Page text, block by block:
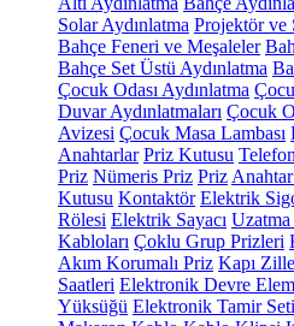
Solar Aydınlatma Projektör ve
Bahçe Feneri ve Meşaleler
Bahçe Set Üstü Aydınlatma
Çocuk Odası Aydınlatma
Duvar Aydınlatmaları Çocuk
Avizesi Çocuk Masa Lambası
Anahtarlar Priz Kutusu
Priz Nümeris Priz Priz
Kutusu Kontaktör Elektrik
Rölesi Elektrik Sayacı
Kabloları Çoklu Grup Prizleri
Akım Korumalı Priz Kapı
Saatleri Elektronik Devre
Yüksüğü Elektronik Tamir Seti